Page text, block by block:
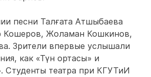
песни Талғата Атшыбаева
Кошеров, Жоламан Кошкинов,
Зрители впервые услышали
как «Түн ортасы» и
Студенты театра при КГУТиИ